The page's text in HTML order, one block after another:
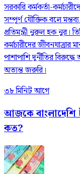
সরকারি কর্মকর্তা-
সম্পূর্ণ যৌক্তিক বলে
প্রতিমন্ত্রী নুরুল হক নুর।
কর্মচারীদের
পাশাপাশি দুর্নীতির
অত্যন্ত জরুরি।
৩৮ মিনিট আগে
আজকে বাংলাদেশি
কত?